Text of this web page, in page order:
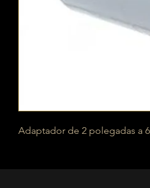
Adaptador de 2 polegadas a